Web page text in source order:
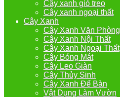
Cây xanh giỏ treo
Cây xanh ngoại thất
Cây Xanh
Cây Xanh Văn Phòng
Cây Xanh Nội Thất
Cây Xanh Ngoại Thất
Cây Bóng Mát
Cây Leo Giàn
Cây Thủy Sinh
Cây Xanh Để Bàn
Vật Dụng Làm Vườn